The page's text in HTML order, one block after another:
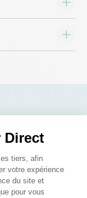
Direct
tiers, afin
votre expérience
du site et
pour vous